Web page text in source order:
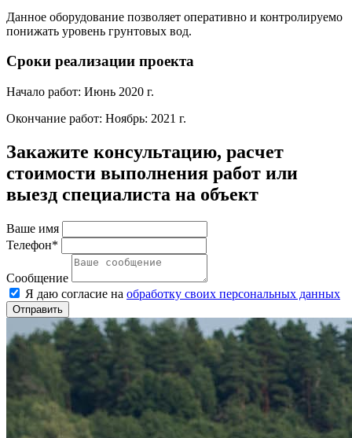
Данное оборудование позволяет оперативно и контролируемо
понижать уровень грунтовых вод.
Сроки реализации проекта
Начало работ: Июнь 2020 г.
Окончание работ: Ноябрь: 2021 г.
Закажите консультацию, расчет
стоимости выполнения работ или
выезд специалиста на объект
Ваше имя
Телефон*
Сообщение
Я даю согласие на обработку своих персональных данных
Отправить